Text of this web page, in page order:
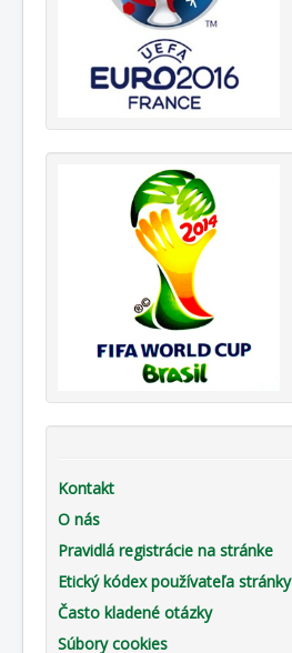
Kontakt
O nás
Pravidlá registrácie na stránke
Etický kódex používateľa stránky
Často kladené otázky
Súbory cookies